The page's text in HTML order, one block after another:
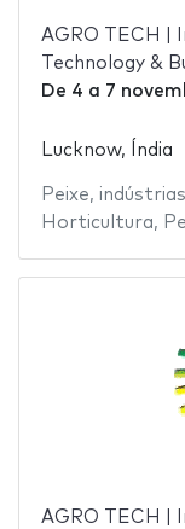
AGRO TECH |
Technology &
De 4 a 7
Lucknow, Índia
Peixe,
Horticultura,
AGRO TECH |